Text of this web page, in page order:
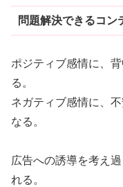
問題解決できるコン
ポジティブ感情に、
る。
ネガティブ感情に、
なる。
広告への誘導を考え
れる。